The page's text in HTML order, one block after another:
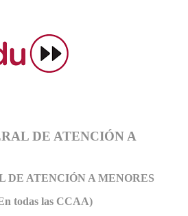
DE ATENCIÓN A
DE ATENCIÓN A MENORES
todas las CCAA)